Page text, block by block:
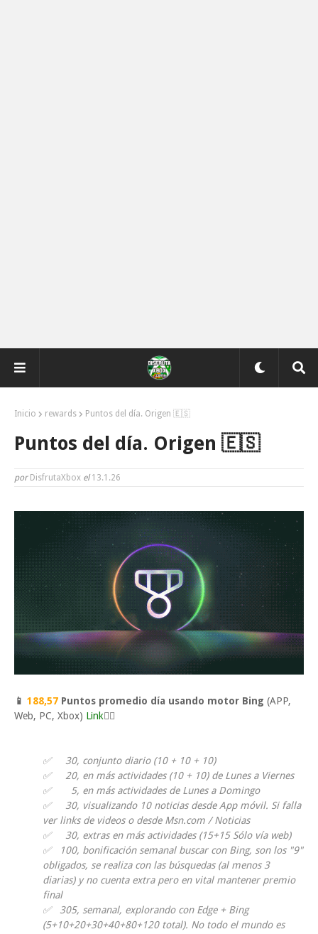
Inicio rewards Puntos del día. Origen 🇪🇸
Puntos del día. Origen 🇪🇸
por DisfrutaXbox el13.1.26
📱 188,57 Puntos promedio día usando motor Bing (APP,
Web, PC, Xbox) Link👈🏼
✅ 30, conjunto diario (10 + 10 + 10)
✅ 20, en más actividades (10 + 10) de Lunes a Viernes
✅ 5, en más actividades de Lunes a Domingo
✅ 30, visualizando 10 noticias desde App móvil. Si falla
ver links de videos o desde Msn.com / Noticias
✅ 30, extras en más actividades (15+15 Sólo vía web)
✅ 100, bonificación semanal buscar con Bing, son los "9"
obligados, se realiza con las búsquedas (al menos 3
diarias) y no cuenta extra pero en vital mantener premio
final
✅ 305, semanal, explorando con Edge + Bing
(5+10+20+30+40+80+120 total). No todo el mundo es